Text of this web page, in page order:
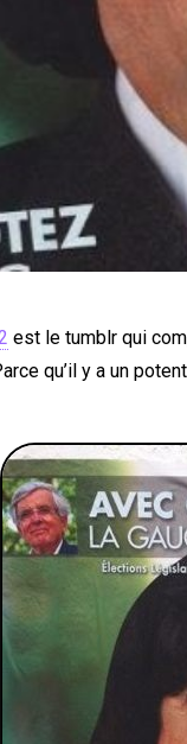
est le tumblr qui
qu’il y a un